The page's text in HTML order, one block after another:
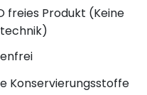
freies Produkt (Keine
Konservierungsstoffe